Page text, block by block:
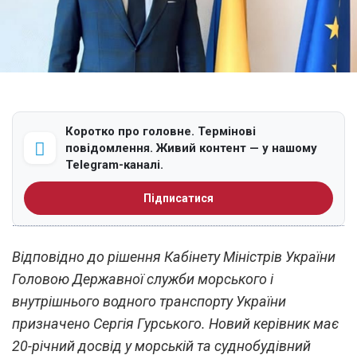
Коротко про головне. Термінові
повідомлення. Живий контент — у нашому
Telegram-каналі.
Підписатися
Відповідно до рішення Кабінету Міністрів України
Головою Державної служби морського і
внутрішнього водного транспорту України
призначено Сергія Гурського. Новий керівник має
20-річний досвід у морській та суднобудівний